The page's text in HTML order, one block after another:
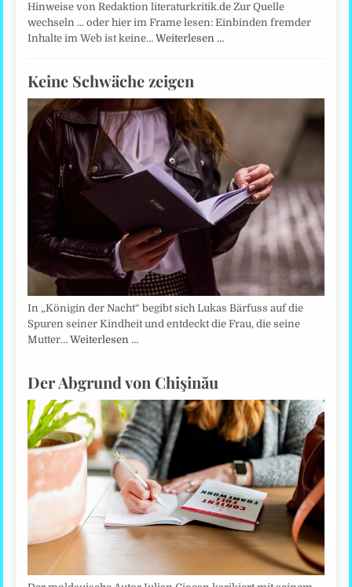
Hinweise von Redaktion literaturkritik.de Zur Quelle
wechseln ... oder hier im Frame lesen: Einbinden fremder
Inhalte im Web ist keine…Weiterlesen …
Keine Schwäche zeigen
In „Königin der Nacht“ begibt sich Lukas Bärfuss auf die
Spuren seiner Kindheit und entdeckt die Frau, die seine
Mutter…Weiterlesen …
Der Abgrund von Chişinău